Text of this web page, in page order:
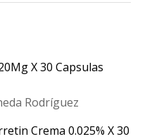
X 30 Capsulas
Rodríguez
Crema 0.025% X 30